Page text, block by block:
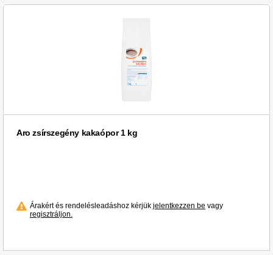
Aro zsírszegény kakaópor 1 kg
Árakért és rendelésleadáshoz kérjük jelentkezzen be vagy
regisztráljon.